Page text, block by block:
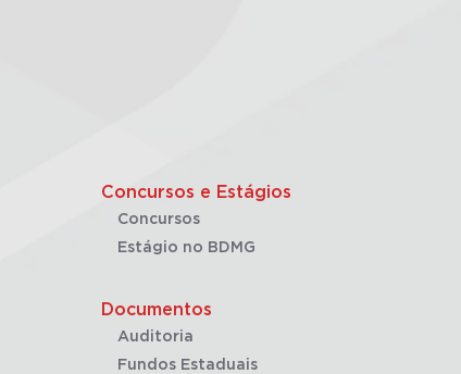
Concursos e Estágios
Concursos
Estágio no BDMG
Documentos
Auditoria
Fundos Estaduais